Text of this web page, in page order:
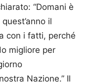
“Domani è
il
con i fatti, perché
migliore per
Nazione.” Il